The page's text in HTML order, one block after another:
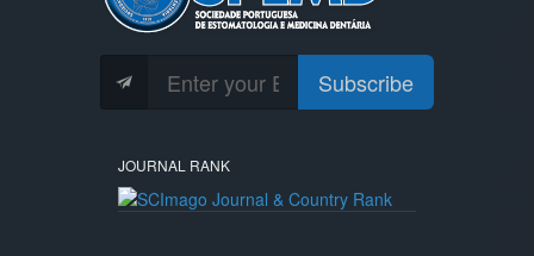
Subscribe
JOURNAL RANK